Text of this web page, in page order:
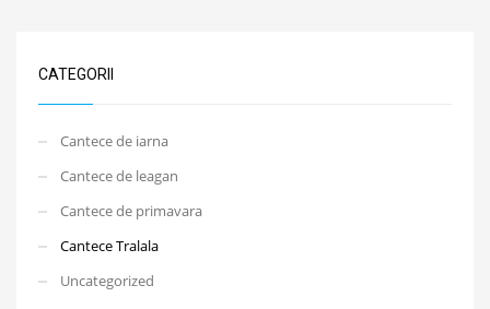
CATEGORII
Cantece de iarna
Cantece de leagan
Cantece de primavara
Cantece Tralala
Uncategorized